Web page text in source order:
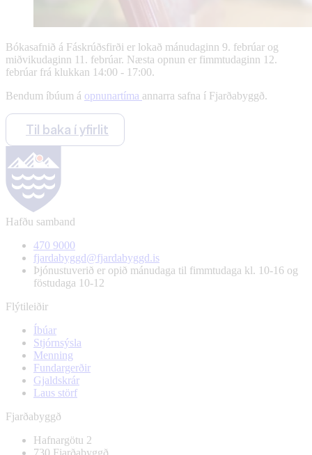
Bókasafnið á Fáskrúðsfirði er lokað mánudaginn 9. febrúar og
miðvikudaginn 11. febrúar. Næsta opnun er fimmtudaginn 12.
febrúar frá klukkan 14:00 - 17:00.
Bendum íbúum á opnunartíma annarra safna í Fjarðabyggð.
Til baka í yfirlit
Hafðu samband
470 9000
fjardabyggd@fjardabyggd.is
Þjónustuverið er opið mánudaga til fimmtudaga kl. 10-16 og
föstudaga 10-12
Flýtileiðir
Íbúar
Stjórnsýsla
Menning
Fundargerðir
Gjaldskrár
Laus störf
Fjarðabyggð
Hafnargötu 2
730 Fjarðabyggð